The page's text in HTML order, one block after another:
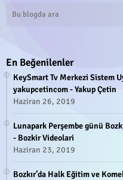
En Beğenilenler
KeySmart Tv Merkezi Sistem
yakupcetincom - Yakup Çetin
Haziran 26, 2019
Lunapark Perşembe günü
- Bozkir Videolari
Haziran 23, 2019
Bozkır’da Halk Eğitim ve